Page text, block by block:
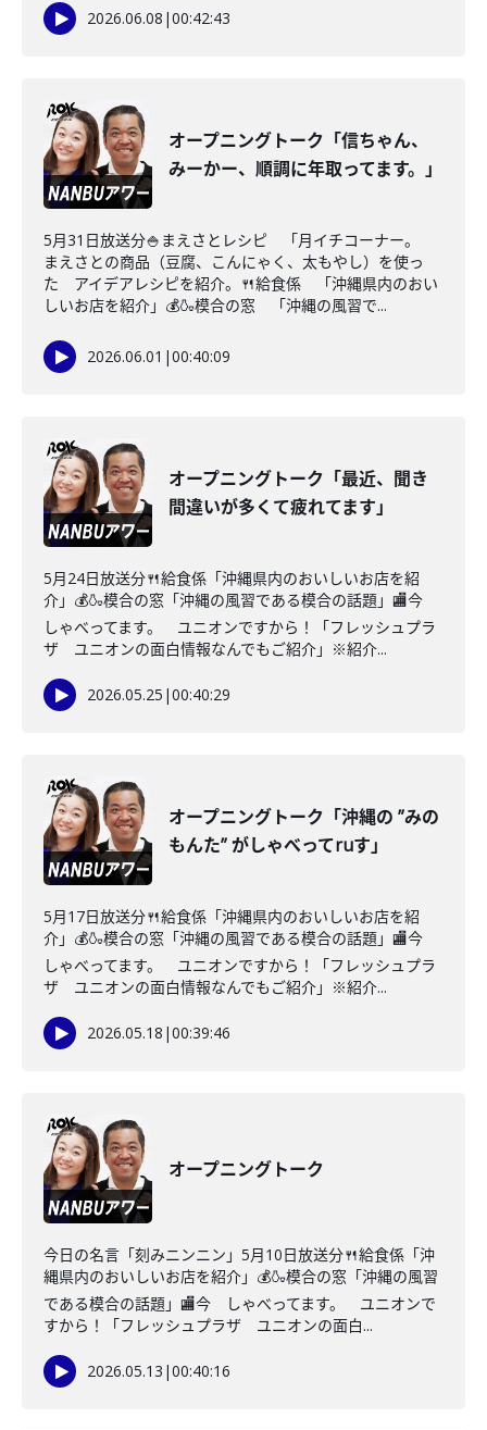
2026.06.08 |00:42:43
オープニングトーク「信ちゃん、
みーかー、順調に年取ってます。」
5月31日放送分🍚まえさとレシピ 「月イチコーナー。
まえさとの商品（豆腐、こんにゃく、太もやし）を使っ
た アイデアレシピを紹介。🍴給食係 「沖縄県内のおい
しいお店を紹介」💰🍶模合の窓 「沖縄の風習で...
2026.06.01 |00:40:09
オープニングトーク「最近、聞き
間違いが多くて疲れてます」
5月24日放送分🍴給食係「沖縄県内のおいしいお店を紹
介」💰🍶模合の窓「沖縄の風習である模合の話題」🏬今
しゃべってます。 ユニオンですから！「フレッシュプラ
ザ ユニオンの面白情報なんでもご紹介」※紹介...
2026.05.25 |00:40:29
オープニングトーク「沖縄の ”みの
もんた” がしゃべってruす」
5月17日放送分🍴給食係「沖縄県内のおいしいお店を紹
介」💰🍶模合の窓「沖縄の風習である模合の話題」🏬今
しゃべってます。 ユニオンですから！「フレッシュプラ
ザ ユニオンの面白情報なんでもご紹介」※紹介...
2026.05.18 |00:39:46
オープニングトーク
今日の名言「刻みニンニン」5月10日放送分🍴給食係「沖
縄県内のおいしいお店を紹介」💰🍶模合の窓「沖縄の風習
である模合の話題」🏬今 しゃべってます。 ユニオンで
すから！「フレッシュプラザ ユニオンの面白...
2026.05.13 |00:40:16